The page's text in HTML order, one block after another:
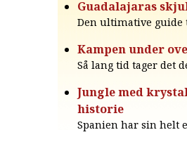
Guadalajaras
Den ultimative guide
Kampen under
Så lang tid tager det
Jungle med
historie
Spanien har sin helt